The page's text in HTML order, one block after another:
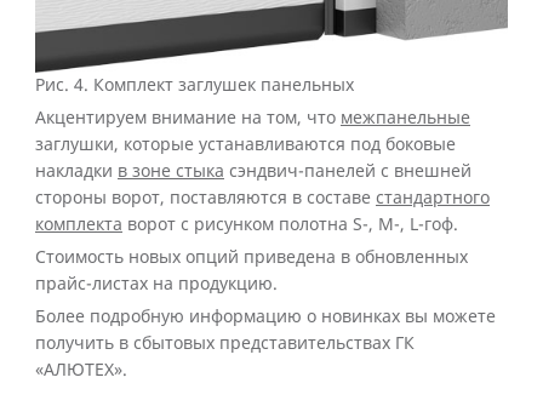
Рис. 4. Комплект заглушек панельных
Акцентируем внимание на том, что межпанельные
заглушки, которые устанавливаются под боковые
накладки в зоне стыка сэндвич-панелей с внешней
стороны ворот, поставляются в составестандартного
комплекта ворот с рисунком полотна S-, M-, L-гоф.
Стоимость новых опций приведена в обновленных
прайс-листах на продукцию.
Более подробную информацию о новинках вы можете
получить в сбытовых представительствах ГК
«АЛЮТЕХ».